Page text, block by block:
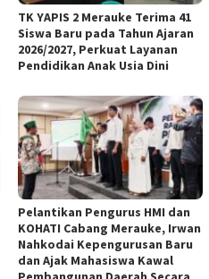
TK YAPIS 2 Merauke Terima 41
Siswa Baru pada Tahun Ajaran
2026/2027, Perkuat Layanan
Pendidikan Anak Usia Dini
Pelantikan Pengurus HMI dan
KOHATI Cabang Merauke, Irwan
Nahkodai Kepengurusan Baru
dan Ajak Mahasiswa Kawal